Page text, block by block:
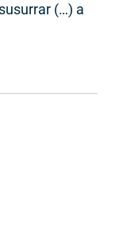
(…) a